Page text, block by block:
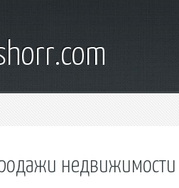
недвижимости